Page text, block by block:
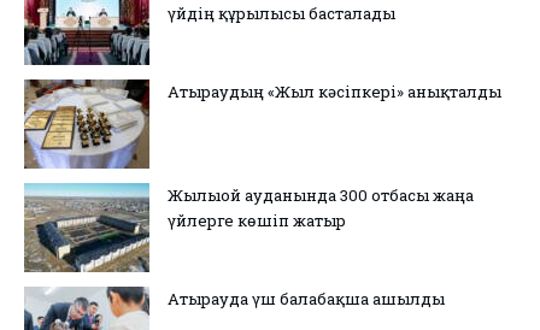
үйдің құрылысы басталады
Атыраудың «Жыл кәсіпкері» анықталды
Жылыой ауданында 300 отбасы жаңа
үйлерге көшіп жатыр
Атырауда үш балабақша ашылды